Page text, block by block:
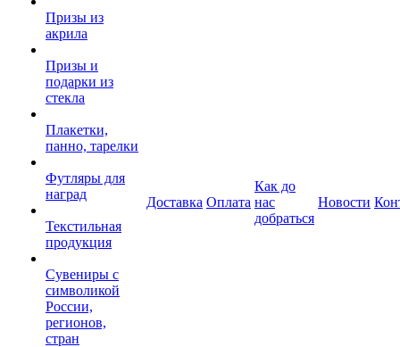
Призы из
акрила
Призы и
подарки из
стекла
Плакетки,
панно, тарелки
Футляры для
наград
Текстильная
продукция
Сувениры с
символикой
России,
регионов,
стран
Доставка Оплата
Как до
нас
добраться
Новости